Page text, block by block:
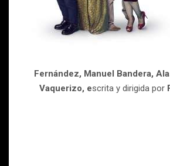
Fernández, Manuel Bandera,
Vaquerizo, escrita y dirigida por